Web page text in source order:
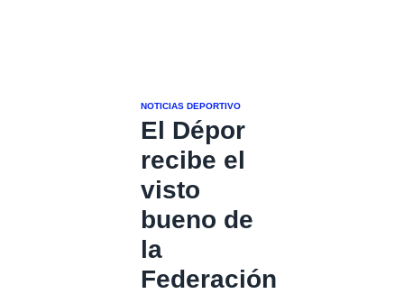
NOTICIAS DEPORTIVO
El Dépor
recibe el
visto
bueno de
la
Federación